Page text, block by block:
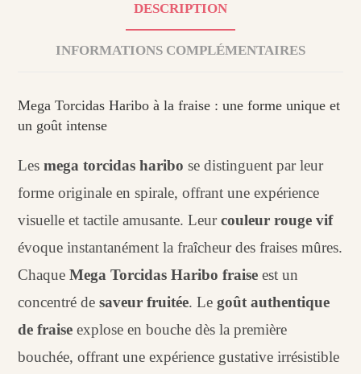
DESCRIPTION
INFORMATIONS COMPLÉMENTAIRES
Mega Torcidas Haribo à la fraise : une forme unique et
un goût intense
Lesmega torcidas haribo ​ se distinguent par leur
forme originale en spirale, offrant une expérience
visuelle et tactile amusante. Leurcouleur rouge vif
évoque instantanément la fraîcheur des fraises mûres.
ChaqueMega Torcidas Haribo fraise est un
concentré desaveur fruitée. Legoût authentique
de fraise explose en bouche dès la première
bouchée, offrant une expérience gustative irrésistible